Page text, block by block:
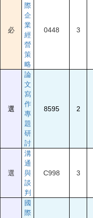
必
際
企
業
經
營
策
略
0448 3
選
論
文
寫
作
專
題
研
討
8595 2
選
溝
通
與
談
判
C998 3
國
際